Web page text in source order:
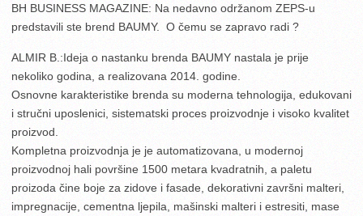
BH BUSINESS MAGAZINE: Na nedavno održanom ZEPS-u
predstavili ste brend BAUMY. O čemu se zapravo radi ?
ALMIR B.:Ideja o nastanku brenda BAUMY nastala je prije
nekoliko godina, a realizovana 2014. godine.
Osnovne karakteristike brenda su moderna tehnologija, edukovani
i stručni uposlenici, sistematski proces proizvodnje i visoko kvalitet
proizvod.
Kompletna proizvodnja je je automatizovana, u modernoj
proizvodnoj hali površine 1500 metara kvadratnih, a paletu
proizoda čine boje za zidove i fasade, dekorativni završni malteri,
impregnacije, cementna ljepila, mašinski malteri i estresiti, mase